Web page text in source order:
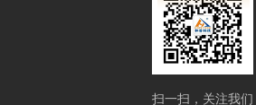
扫一扫，关注我们